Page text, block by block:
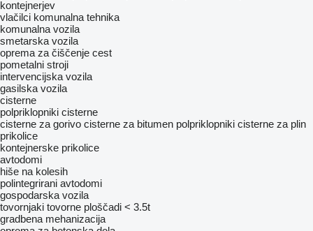
kontejnerjev
vlačilci komunalna tehnika
komunalna vozila
smetarska vozila
oprema za čiščenje cest
pometalni stroji
intervencijska vozila
gasilska vozila
cisterne
polpriklopniki cisterne
cisterne za gorivo cisterne za bitumen polpriklopniki cisterne za plin
prikolice
kontejnerske prikolice
avtodomi
hiše na kolesih
polintegrirani avtodomi
gospodarska vozila
tovornjaki tovorne ploščadi < 3.5t
gradbena mehanizacija